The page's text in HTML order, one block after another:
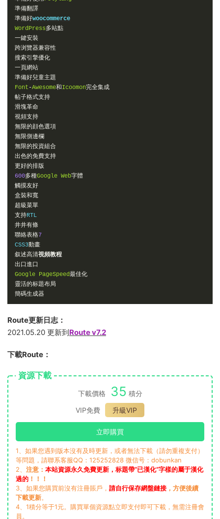
準備翻譯
準備好woocommerce
WordPress多站點
一鍵安裝
跨浏覽器兼容性
搜索引擎優化
一頁網站
準備好兒童主題
Font -Awesome和Icoomon完全集成
帖子格式支持
滑塊革命
視頻支持
無限的顔色選項
無限側邊欄
無限的投資組合
出色的免費支持
更好的排版
600多種Google Web字體
觸摸友好
盒裝和寬
超級菜單
支持
井井有條
聯絡表格7
CSS3動畫
叙述高清視頻教程
出口進口
Google PageSpeed最佳化
靈活的标題布局
簡碼生成器
Route更新日志：
2021.05.20 更新到Route v7.2
下載Route：
資源下載
下載價格 35 積分
VIP免費
升級VIP
立即購買
1、如果您遇到版本沒有及時更新，或者無法下載（請勿重複支付）
等問題，請聯系客服QQ：125252828 微信号：dobunkan
2、 注意： 本站資源永久免費更新，标題帶“已漢化”字樣的屬于漢化
過的 ！！！
3、如果您購買前沒有注冊賬戶， 請自行保存網盤鏈接 ，方便後續
下載更新。
4、1積分等于1元。購買單個資源點立即支付即可下載，無需注冊會
員。